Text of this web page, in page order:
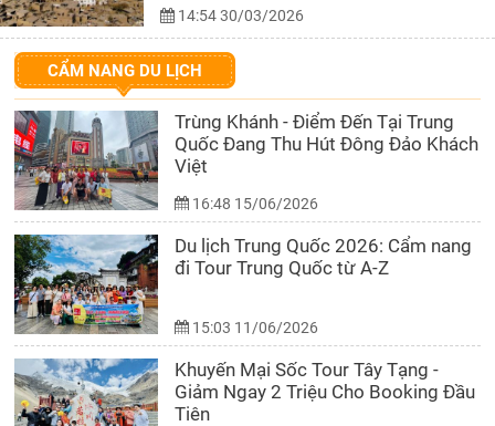
14:54 30/03/2026
CẨM NANG DU LỊCH
Trùng Khánh - Điểm Đến Tại Trung
Quốc Đang Thu Hút Đông Đảo Khách
Việt
16:48 15/06/2026
Du lịch Trung Quốc 2026: Cẩm nang
đi Tour Trung Quốc từ A-Z
15:03 11/06/2026
Khuyến Mại Sốc Tour Tây Tạng -
Giảm Ngay 2 Triệu Cho Booking Đầu
Tiên